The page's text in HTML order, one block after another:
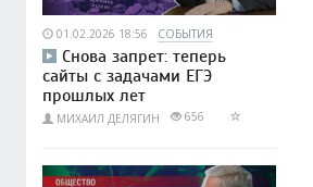
01.02.2026 18:56 СОБЫТИЯ
Снова запрет: теперь
сайты с задачами ЕГЭ
прошлых лет
МИХАИЛ ДЕЛЯГИН 656